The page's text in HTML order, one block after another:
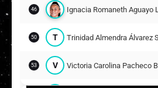
46 Ignacia Romaneth Aguayo
50 T Trinidad Almendra Álvarez
53 V Victoria Carolina Pacheco